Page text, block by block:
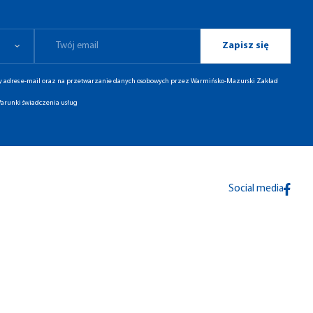
Zapisz się
e-mail oraz na przetwarzanie danych osobowych przez Warmińsko-Mazurski Zakład
świadczenia usług
Social media